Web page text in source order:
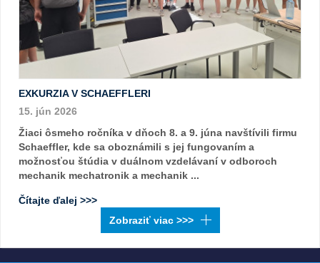
EXKURZIA V SCHAEFFLERI
15. jún 2026
Žiaci ôsmeho ročníka v dňoch 8. a 9. júna navštívili firmu
Schaeffler, kde sa oboznámili s jej fungovaním a
možnosťou štúdia v duálnom vzdelávaní v odboroch
mechanik mechatronik a mechanik ...
Čítajte ďalej >>>